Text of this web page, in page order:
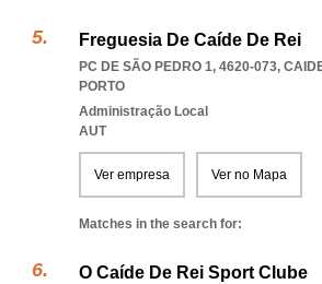
Freguesia De Caíde De Rei
PC DE SÃO PEDRO 1, 4620-073,
PORTO
Administração Local
AUT
Ver empresa Ver no Mapa
Matches in the search for:
O Caíde De Rei Sport Clube